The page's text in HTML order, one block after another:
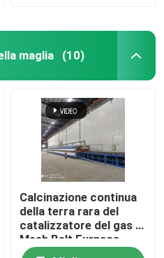
maglia (10)
Calcinazione continua
della terra rara del
catalizzatore del gas di
Mesh Belt Furnace
Energy Natural